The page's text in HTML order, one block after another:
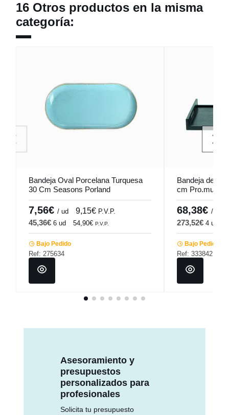
16 Otros productos en la misma
categoría:
Bandeja Oval Porcelana Turquesa
30 Cm Seasons Porland
7,56€ / ud 9,15€ P.V.P.
45,36€ 6 ud 54,90€ P.V.P.
Bajo Pedido
Ref: 275634
Bandeja de
cm Pro.mundi
68,38€ / ud
273,52€ 4 ud
Bajo Pedido
Ref: 333842
Asesoramiento y
presupuestos
personalizados para
profesionales
Solicita tu presupuesto